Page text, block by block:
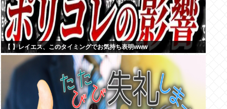
【 】レイエス、このタイミングでお気持ち表明www